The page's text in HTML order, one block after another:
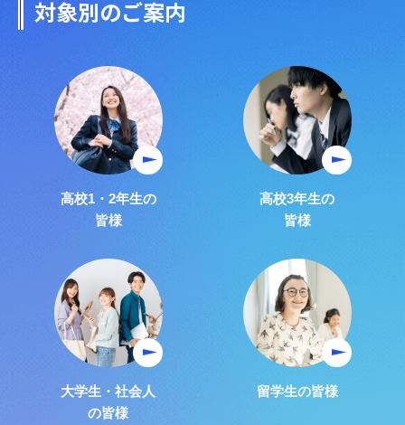
対象別のご案内
高校1・2年生の
皆様
高校3年生の
皆様
大学生・社会人
の皆様
留学生の皆様